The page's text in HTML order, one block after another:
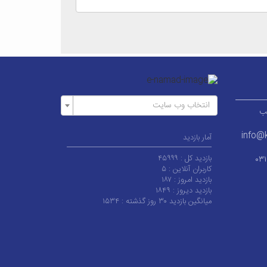
قطب
انتخاب وب سایت
آمار بازدید
بازدید کل : ۴۵۹۹۹
کاربران آنلاین :۵
بازدید امروز : ۱۸۷
بازدید دیروز : ۱۸۴۹
میانگین بازدید ۳۰ روز گذشته :
۱۵۳۴